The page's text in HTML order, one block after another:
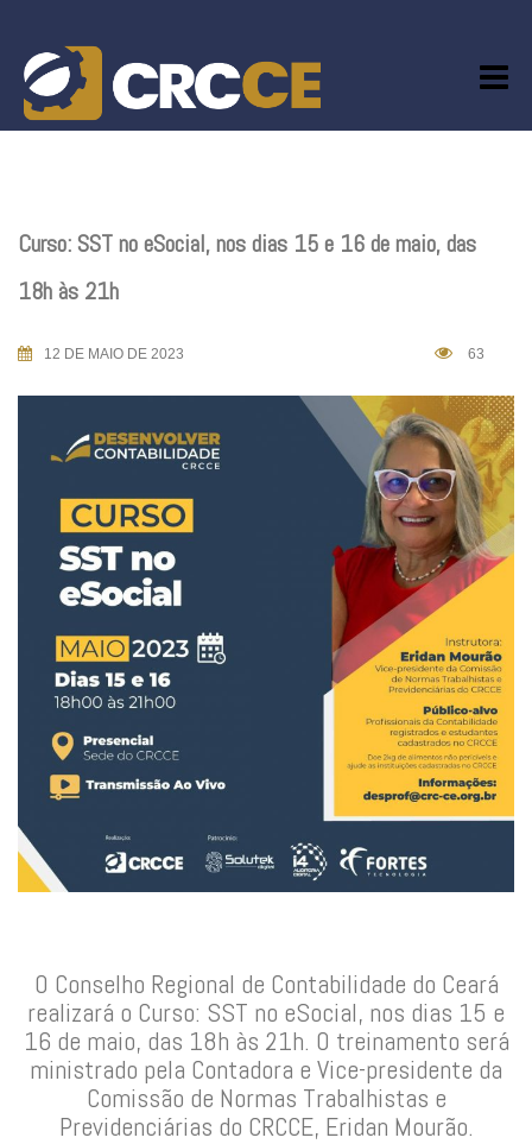
content
Curso: SST no eSocial, nos dias 15 e 16 de maio, das
18h às 21h
12 DE MAIO DE 2023 63
O Conselho Regional de Contabilidade do Ceará
realizará o Curso: SST no eSocial, nos dias 15 e
16 de maio, das 18h às 21h. O treinamento será
ministrado pela Contadora e Vice-presidente da
Comissão de Normas Trabalhistas e
Previdenciárias do CRCCE, Eridan Mourão.